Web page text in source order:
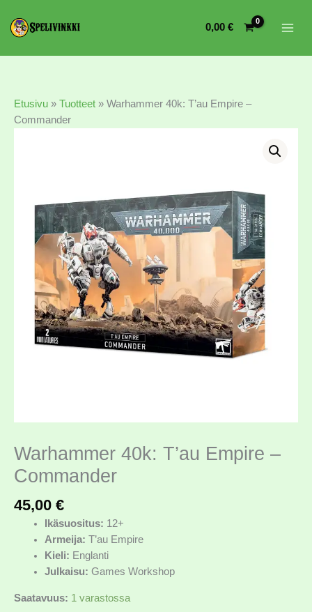
0,00 €
Etusivu » Tuotteet » Warhammer 40k: T’au Empire –
Commander
Warhammer 40k: T’au Empire –
Commander
45,00 €
Ikäsuositus: 12+
Armeija: T’au Empire
Kieli: Englanti
Julkaisu: Games Workshop
Saatavuus: 1 varastossa
Commander
määrä